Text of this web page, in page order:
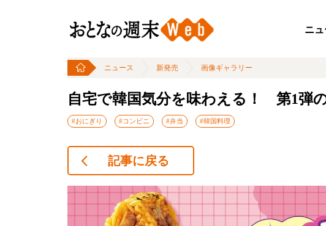
ニ
ニュース 新発売 画像ギャラリー
自宅で韓国気分を味わえる！ 第1弾
#おにぎり #コンビニ #弁当 #韓国料理
記事に戻る